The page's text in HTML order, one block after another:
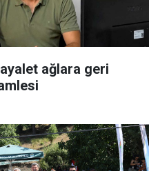
ağlara geri